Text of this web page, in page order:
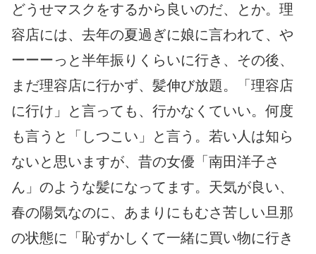
どうせマスクをするから良いのだ、とか。理
容店には、去年の夏過ぎに娘に言われて、や
ーーーっと半年振りくらいに行き、その後、
まだ理容店に行かず、髪伸び放題。「理容店
に行け」と言っても、行かなくていい。何度
も言うと「しつこい」と言う。若い人は知ら
ないと思いますが、昔の女優「南田洋子さ
ん」のような髪になってます。天気が良い、
春の陽気なのに、あまりにもむさ苦しい旦那
の状態に「恥ずかしくて一緒に買い物に行き